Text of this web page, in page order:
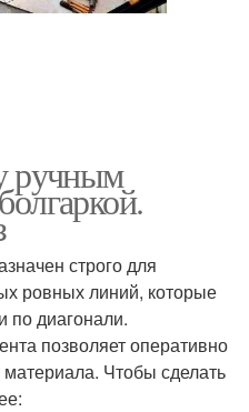
ручным
строго для
ровных линий, которые
по диагонали.
позволяет оперативно
Чтобы сделать